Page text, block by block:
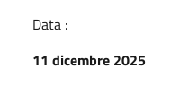
Data :
11 dicembre 2025